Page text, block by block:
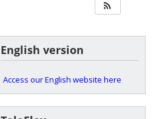
English version
Access our English website here